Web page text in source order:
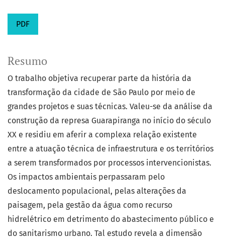
PDF
Resumo
O trabalho objetiva recuperar parte da história da
transformação da cidade de São Paulo por meio de
grandes projetos e suas técnicas. Valeu-se da análise da
construção da represa Guarapiranga no início do século
XX e residiu em aferir a complexa relação existente
entre a atuação técnica de infraestrutura e os territórios
a serem transformados por processos intervencionistas.
Os impactos ambientais perpassaram pelo
deslocamento populacional, pelas alterações da
paisagem, pela gestão da água como recurso
hidrelétrico em detrimento do abastecimento público e
do sanitarismo urbano. Tal estudo revela a dimensão